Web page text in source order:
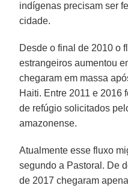
indígenas precisam ser
cidade.
Desde o final de 2010 o
estrangeiros aumentou
chegaram em massa
Haiti. Entre 2011 e 2016
de refúgio solicitados
amazonense.
Atualmente esse fluxo
segundo a Pastoral. De
de 2017 chegaram